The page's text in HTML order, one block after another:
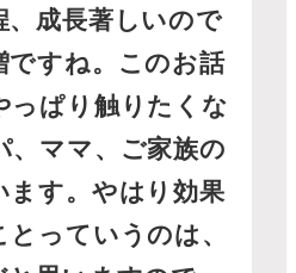
、成長著しいので
ですね。このお話
っぱり触りたくな
、ママ、ご家族の
ます。やはり効果
っていうのは、